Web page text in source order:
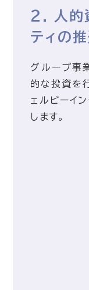
２. 人的
ティの
グループ事
的な投資を
ェルビーイ
します。